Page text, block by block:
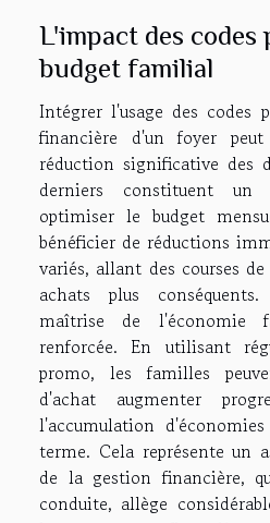
L'impact des codes
budget familial
Intégrer l'usage des codes
financière d'un foyer
réduction significative des
derniers constituent un
optimiser le budget
bénéficier de réductions
variés, allant des courses
achats plus
maîtrise de l'économie
renforcée. En utilisant
promo, les familles
d'achat augmenter
l'accumulation
terme. Cela représente un
de la gestion financière,
conduite, allège